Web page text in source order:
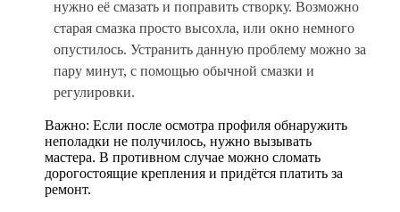
нужно её смазать и поправить створку. Возможно
старая смазка просто высохла, или окно немного
опустилось. Устранить данную проблему можно за
пару минут, с помощью обычной смазки и
регулировки.
Важно: Если после осмотра профиля обнаружить
неполадки не получилось, нужно вызывать
мастера. В противном случае можно сломать
дорогостоящие крепления и придётся платить за
ремонт.